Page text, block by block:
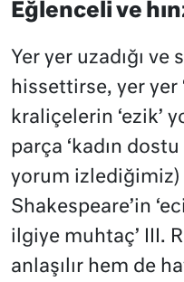
Eğlenceli ve
Yer yer uzadığı ve
hissettirse, yer yer
kraliçelerin ‘ezik’
parça ‘kadın
yorum izlediğimiz)
Shakespeare’in
ilgiye muhtaç’ III.
anlaşılır hem de